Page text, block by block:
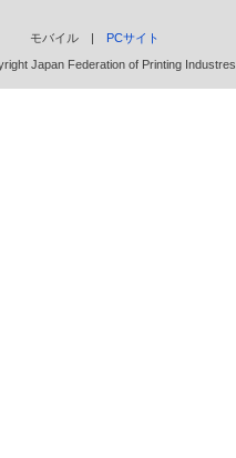
モバイル | PCサイト
Japan Federation of Printing Industres